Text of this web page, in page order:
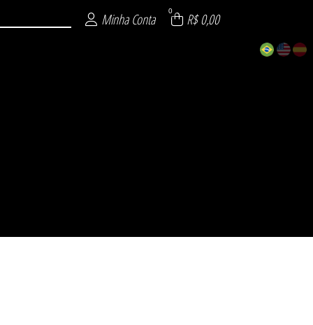
Minha Conta 0 R$ 0,00